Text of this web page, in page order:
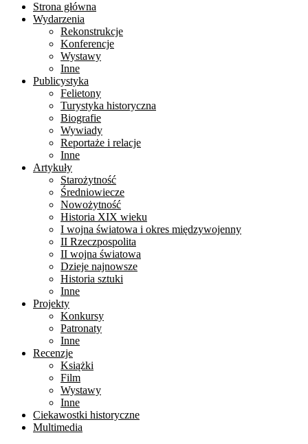
Strona główna
Wydarzenia
Rekonstrukcje
Konferencje
Wystawy
Inne
Publicystyka
Felietony
Turystyka historyczna
Biografie
Wywiady
Reportaże i relacje
Inne
Artykuły
Starożytność
Średniowiecze
Nowożytność
Historia XIX wieku
I wojna światowa i okres międzywojenny
II Rzeczpospolita
II wojna światowa
Dzieje najnowsze
Historia sztuki
Inne
Projekty
Konkursy
Patronaty
Inne
Recenzje
Książki
Film
Wystawy
Inne
Ciekawostki historyczne
Multimedia